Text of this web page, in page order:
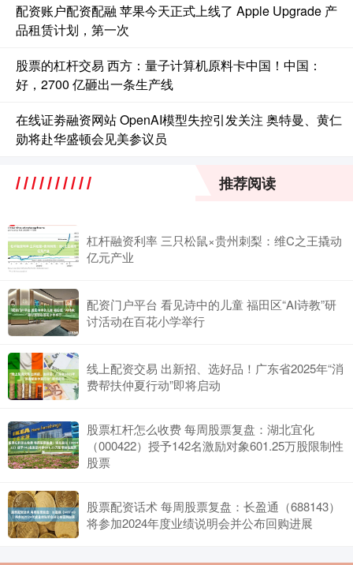
配资账户配资配融 苹果今天正式上线了 Apple Upgrade 产
品租赁计划，第一次
股票的杠杆交易 西方：量子计算机原料卡中国！中国：
好，2700 亿砸出一条生产线
在线证劵融资网站 OpenAI模型失控引发关注 奥特曼、黄仁
勋将赴华盛顿会见美参议员
推荐阅读
杠杆融资利率 三只松鼠×贵州刺梨：维C之王撬动
亿元产业
配资门户平台 看见诗中的儿童 福田区“AI诗教”研
讨活动在百花小学举行
线上配资交易 出新招、选好品！广东省2025年“消
费帮扶仲夏行动”即将启动
股票杠杆怎么收费 每周股票复盘：湖北宜化
（000422）授予142名激励对象601.25万股限制性
股票
股票配资话术 每周股票复盘：长盈通（688143）
将参加2024年度业绩说明会并公布回购进展